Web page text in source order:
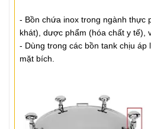
- Bồn chứa inox trong ngành thực
khát), dược phẩm (hóa chất y tế),
- Dùng trong các bồn tank chịu áp
mặt bích.